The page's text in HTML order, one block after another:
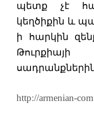
պետք չէ
կեղծիքին և
ի հարկին
http://armenian-